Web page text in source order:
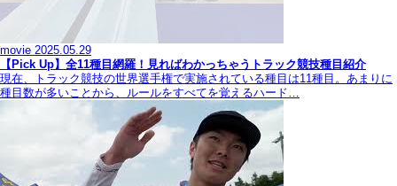
movie 2025.05.29
【Pick Up】全11種目網羅！見ればわかっちゃうトラック競技種目紹介
現在、トラック競技の世界選手権で実施されている種目は11種目。あまりに
種目数が多いことから、ルールをすべてを覚えるハード…